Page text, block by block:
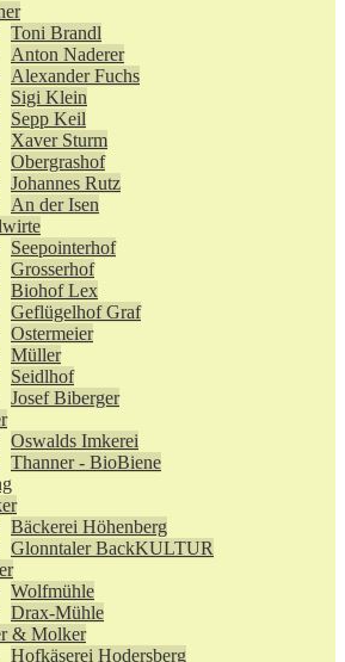
Toni Brandl
Anton Naderer
Alexander Fuchs
Sigi Klein
Sepp Keil
Xaver Sturm
Obergrashof
Johannes Rutz
An der Isen
Seepointerhof
Grosserhof
Biohof Lex
Geflügelhof Graf
Ostermeier
Müller
Seidlhof
Josef Biberger
Oswalds Imkerei
Thanner - BioBiene
Bäckerei Höhenberg
Glonntaler BackKULTUR
Wolfmühle
Drax-Mühle
& Molker
Hofkäserei Hodersberg